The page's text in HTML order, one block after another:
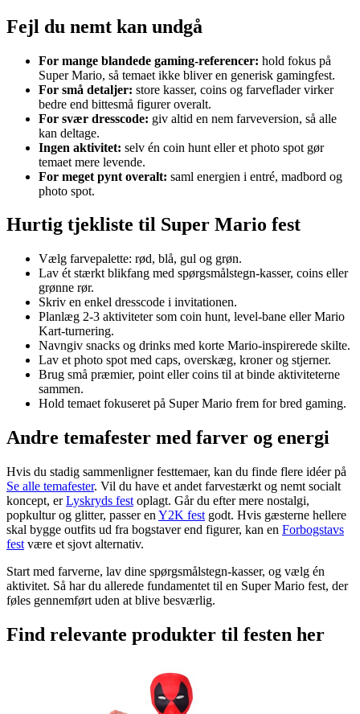
Fejl du nemt kan undgå
For mange blandede gaming-referencer: hold fokus på
Super Mario, så temaet ikke bliver en generisk gamingfest.
For små detaljer: store kasser, coins og farveflader virker
bedre end bittesmå figurer overalt.
For svær dresscode: giv altid en nem farveversion, så alle
kan deltage.
Ingen aktivitet: selv én coin hunt eller et photo spot gør
temaet mere levende.
For meget pynt overalt: saml energien i entré, madbord og
photo spot.
Hurtig tjekliste til Super Mario fest
Vælg farvepalette: rød, blå, gul og grøn.
Lav ét stærkt blikfang med spørgsmålstegn-kasser, coins eller
grønne rør.
Skriv en enkel dresscode i invitationen.
Planlæg 2-3 aktiviteter som coin hunt, level-bane eller Mario
Kart-turnering.
Navngiv snacks og drinks med korte Mario-inspirerede skilte.
Lav et photo spot med caps, overskæg, kroner og stjerner.
Brug små præmier, point eller coins til at binde aktiviteterne
sammen.
Hold temaet fokuseret på Super Mario frem for bred gaming.
Andre temafester med farver og energi
Hvis du stadig sammenligner festtemaer, kan du finde flere idéer på
Se alle temafester. Vil du have et andet farvestærkt og nemt socialt
koncept, erLyskryds fest oplagt. Går du efter mere nostalgi,
popkultur og glitter, passer en Y2K fest godt. Hvis gæsterne hellere
skal bygge outfits ud fra bogstaver end figurer, kan en Forbogstavs
fest være et sjovt alternativ.
Start med farverne, lav dine spørgsmålstegn-kasser, og vælg én
aktivitet. Så har du allerede fundamentet til en Super Mario fest, der
føles gennemført uden at blive besværlig.
Find relevante produkter til festen her